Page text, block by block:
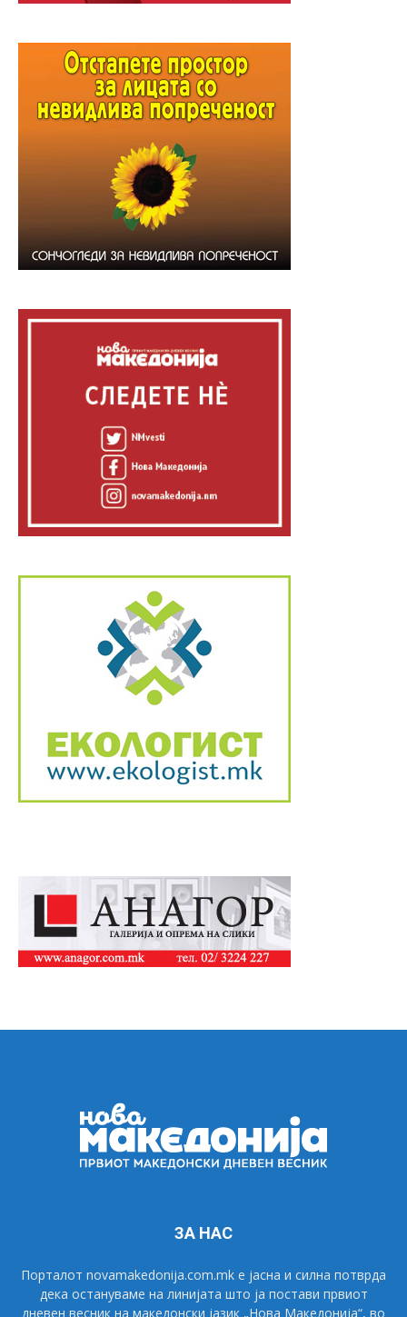
ЗА НАС
Порталот novamakedonija.com.mk е јасна и силна потврда
дека остануваме на линијата што ја постави првиот
дневен весник на македонски јазик „Нова Македонија“, во